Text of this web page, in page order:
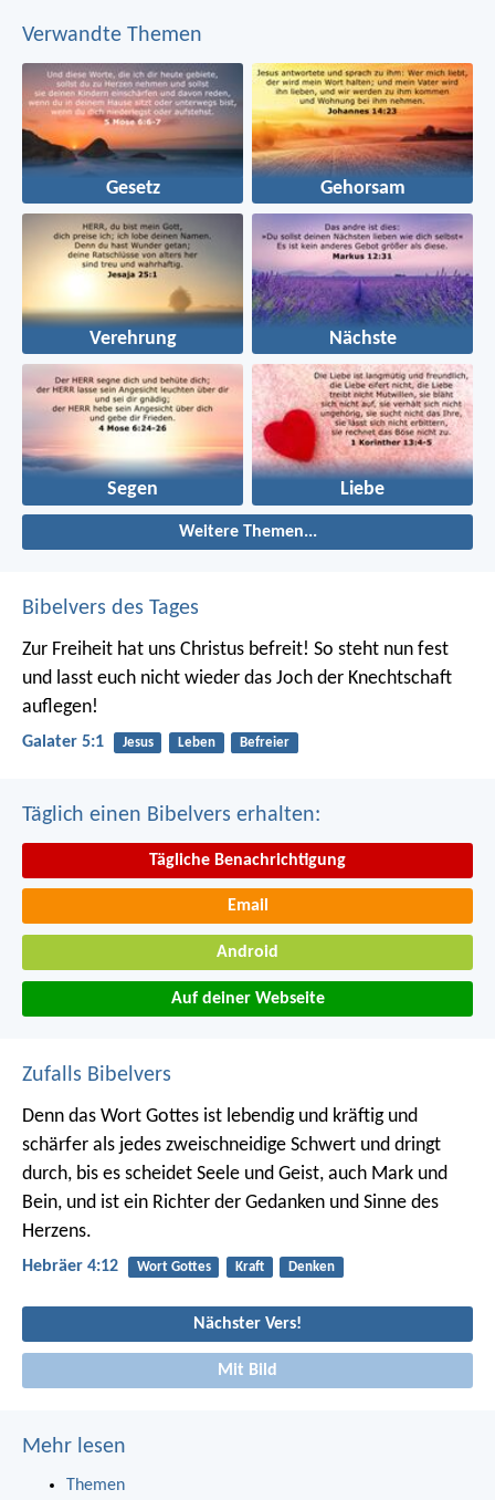
Verwandte Themen
Gesetz Gehorsam
Verehrung Nächste
Segen Liebe
Weitere Themen...
Bibelvers des Tages
Zur Freiheit hat uns Christus befreit! So steht nun fest
und lasst euch nicht wieder das Joch der Knechtschaft
auflegen!
Galater 5:1 Jesus Leben Befreier
Täglich einen Bibelvers erhalten:
Tägliche Benachrichtigung
Email
Android
Auf deiner Webseite
Zufalls Bibelvers
Denn das Wort Gottes ist lebendig und kräftig und
schärfer als jedes zweischneidige Schwert und dringt
durch, bis es scheidet Seele und Geist, auch Mark und
Bein, und ist ein Richter der Gedanken und Sinne des
Herzens.
Hebräer 4:12 Wort Gottes Kraft Denken
Nächster Vers!
Mit Bild
Mehr lesen
Themen